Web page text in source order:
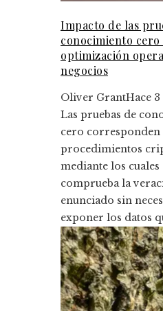
Impacto de las
conocimiento cero
optimización
negocios
Oliver GrantHace 3
Las pruebas de
cero corresponden
procedimientos
mediante los cuales
comprueba la
enunciado sin
exponer los datos